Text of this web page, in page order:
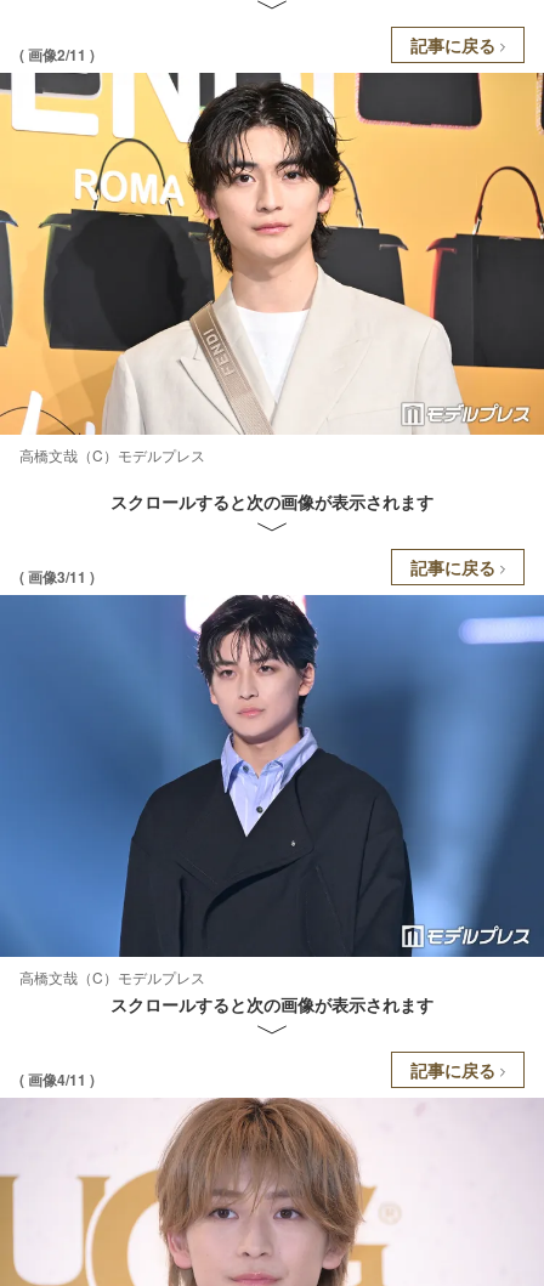
( 画像2/11 ) 記事に戻る
高橋文哉（C）モデルプレス
スクロールすると次の画像が表示されます
( 画像3/11 ) 記事に戻る
高橋文哉（C）モデルプレス
スクロールすると次の画像が表示されます
( 画像4/11 ) 記事に戻る